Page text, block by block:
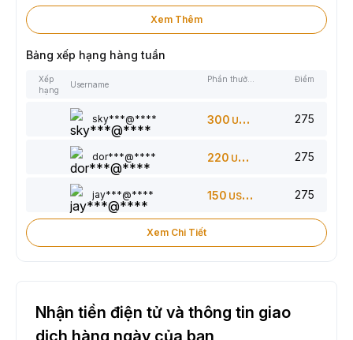
Xem Thêm
Bảng xếp hạng hàng tuần
Xếp
hạng
Username
Phần thưởng Điểm
sky***@**** 300 USDT 275
dor***@**** 220 USDT 275
jay***@**** 150 USDT 275
Xem Chi Tiết
Nhận tiền điện tử và thông tin giao